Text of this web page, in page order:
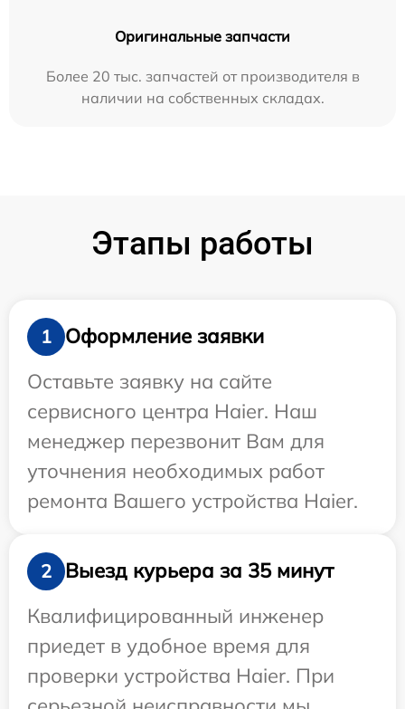
Оригинальные запчасти
Более 20 тыс. запчастей от производителя в
наличии на собственных складах.
Этапы работы
1
Оформление заявки
Оставьте заявку на сайте
сервисного центра Haier. Наш
менеджер перезвонит Вам для
уточнения необходимых работ
ремонта Вашего устройства Haier.
2
Выезд курьера за 35 минут
Квалифицированный инженер
приедет в удобное время для
проверки устройства Haier. При